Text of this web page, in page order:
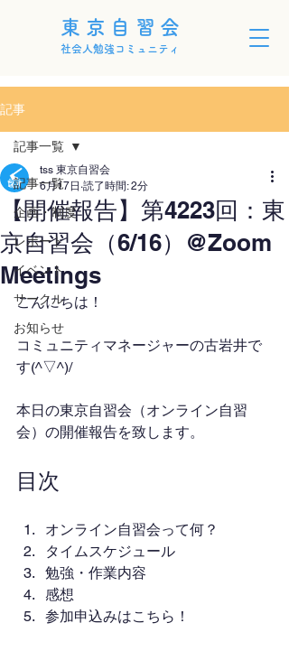
東京自習会
社会人勉強コミュニティ
記事
記事一覧
企画・制度
レポート
イベント
サークル
お知らせ
記事一覧
【開催報告】第4223回：東
京自習会（6/16）@Zoom
Meetings
tss 東京自習会
6月17日 読了時間: 2分
こんにちは！
コミュニティマネージャーの古岩井で
す(^▽^)/
本日の東京自習会（オンライン自習
会）の開催報告を致します。
目次
オンライン自習会って何？
タイムスケジュール
勉強・作業内容
感想
参加申込みはこちら！